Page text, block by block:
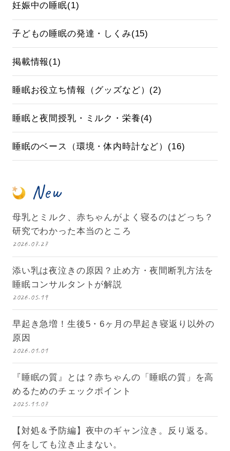
妊娠中の睡眠(1)
子どもの睡眠の発達・しくみ(15)
掲載情報(1)
睡眠お役立ち情報（グッズなど）(2)
睡眠と夜間授乳・ミルク・栄養(4)
睡眠のベース（環境・体内時計など）(16)
New
母乳とミルク、赤ちゃんがよく寝るのはどっち？
研究でわかった本当のところ
2026.07.27
添い乳は夜泣きの原因？止め方・夜間断乳方法を
睡眠コンサルタントが解説
2026.05.19
早起き急増！生後5・6ヶ月の早起き寝返り以外の
原因
2026.01.01
『睡眠の質』とは？赤ちゃんの「睡眠の質」を高
めるためのチェックポイント
2025.11.07
【対処＆予防編】夜中のギャン泣き。反り返る。
何をしても泣き止まない。